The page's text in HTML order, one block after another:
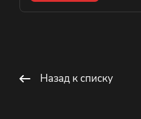
Назад к списку